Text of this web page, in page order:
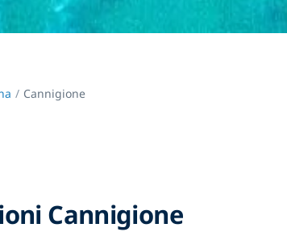
Cannigione
Cannigione